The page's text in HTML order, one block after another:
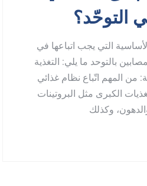
التوحّد؟
التي يجب اتباعها في
بالتوحد ما يلي: التغذية
من المهم اتّباع نظام غذائي
الكبرى مثل البروتينات
وكذلك